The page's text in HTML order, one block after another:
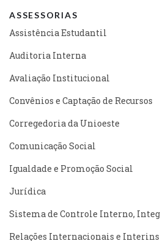
ASSESSORIAS
Assistência Estudantil
Auditoria Interna
Avaliação Institucional
Convênios e Captação de Recursos
Corregedoria da Unioeste
Comunicação Social
Igualdade e Promoção Social
Jurídica
Sistema de Controle Interno,
Relações Internacionais e